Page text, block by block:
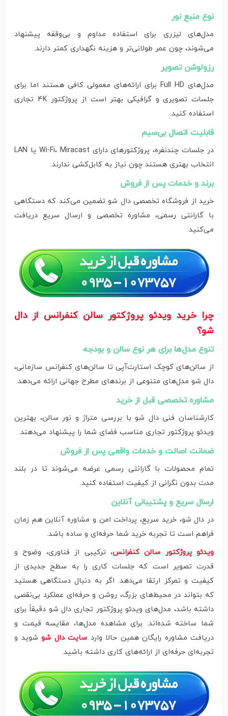
نوع منبع نور
مدل‌های لیزری برای استفاده مداوم و بی‌وقفه پیشنهاد
می‌شوند، چون عمر طولانی‌تر و هزینه نگهداری کمتر دارند.
رزولوشن تصویر
مدل‌های Full HD برای ارائه‌های معمولی کافی هستند اما برای
جلسات تصویری و گرافیکی بهتر است از پروژکتور 4K تجاری
استفاده کنید.
قابلیت اتصال بی‌سیم
در جلسات چندنفره، پروژکتورهای دارای Wi-Fi، Miracast یا LAN
انتخاب بهتری هستند چون نیاز به کابل‌کشی ندارند.
برند و خدمات پس از فروش
خرید از فروشگاه تخصصی دال شو تضمین می‌کند که دستگاهی
با گارانتی رسمی، مشاوره تخصصی و ارسال سریع دریافت
می‌کنید.
چرا خرید ویدئو پروژکتور سالن کنفرانس از دال
شو؟
تنوع مدل‌ها برای هر نوع سالن و بودجه
از سالن‌های کوچک استارت‌آپی تا سالن‌های کنفرانس سازمانی،
دال شو مدل‌های متنوعی از برندهای مطرح جهانی ارائه می‌دهد.
مشاوره تخصصی قبل از خرید
کارشناسان فنی دال شو با بررسی متراژ و نور سالن، بهترین
ویدئو پروژکتور تجاری مناسب فضای شما را پیشنهاد می‌دهند.
ضمانت اصالت و خدمات واقعی پس از فروش
تمام محصولات با گارانتی رسمی عرضه می‌شوند تا در بلند
مدت بدون نگرانی از کیفیت استفاده کنید.
ارسال سریع و پشتیبانی آنلاین
در دال شو، خرید سریع، پرداخت امن و مشاوره آنلاین هم‌ زمان
فراهم است تا تجربه خرید شما حرفه‌ای و ساده باشد.
ویدئو پروژکتور سالن کنفرانس، ترکیبی از فناوری، وضوح و
قدرت تصویر است که جلسات کاری را به سطح جدیدی از
کیفیت و تمرکز ارتقا می‌دهد. اگر به دنبال دستگاهی هستید
که بتواند در محیط‌های بزرگ، روشن و حرفه‌ای عملکرد بی‌نقصی
داشته باشد، مدل‌های ویدئو پروژکتور تجاری دال شو دقیقاً برای
شما ساخته شده‌اند. برای مشاهده مدل‌ها، مقایسه قیمت و
دریافت مشاوره رایگان همین حالا وارد سایت دال شو شوید و
تجربه‌ای حرفه‌ای از ارائه‌های کاری داشته باشید.